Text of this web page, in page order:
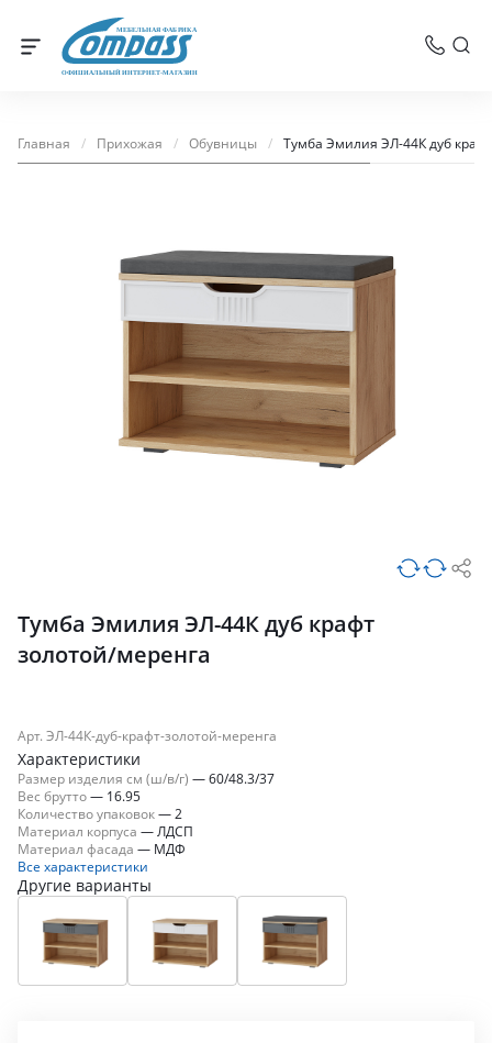
МЕБЕЛЬНАЯ ФАБРИКА
ОФИЦИАЛЬНЫЙ ИНТЕРНЕТ-МАГАЗИН
Главная / Прихожая / Обувницы / Тумба Эмилия ЭЛ-44К дуб
Тумба Эмилия ЭЛ-44К дуб крафт
золотой/меренга
Арт. ЭЛ-44К-дуб-крафт-золотой-меренга
Характеристики
Размер изделия см (ш/в/г) —60/48.3/37
Вес брутто— 16.95
Количество упаковок— 2
Материал корпуса — ЛДСП
Материал фасада — МДФ
Все характеристики
Другие варианты